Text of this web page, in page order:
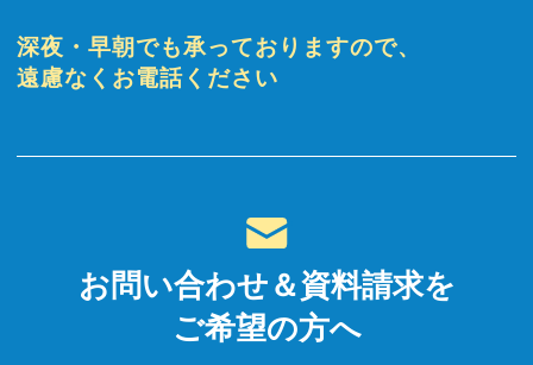
深夜・早朝でも承っておりますので、
遠慮なくお電話ください
お問い合わせ＆資料請求を
ご希望の方へ